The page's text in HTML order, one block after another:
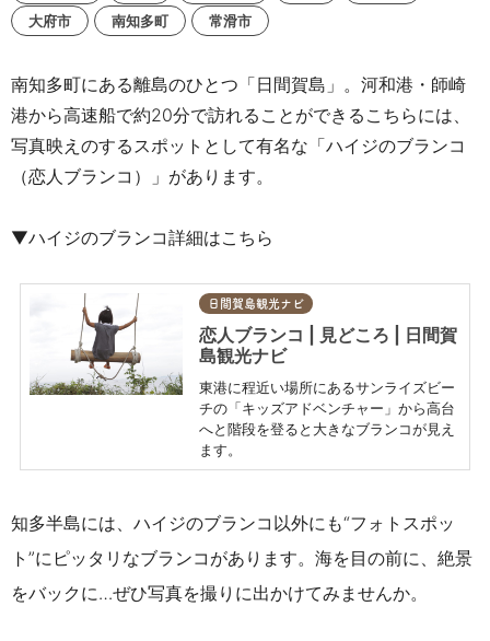
大府市
南知多町 常滑市
南知多町にある離島のひとつ「日間賀島」。 河和港・師崎
港から高速船で約20分で訪れることができるこちらには、
写真映えのするスポットとして有名な「ハイジのブランコ
（恋人ブランコ）」があります。
▼ハイジのブランコ詳細はこちら
日間賀島観光ナビ
恋人ブランコ | 見どころ | 日間賀
島観光ナビ
東港に程近い場所にあるサンライズビー
チの「キッズアドベンチャー」から高台
へと階段を登ると大きなブランコが見え
ます。
知多半島には、ハイジのブランコ以外にも“フォトスポッ
ト”にピッタリなブランコがあります。海を目の前に、絶景
をバックに…ぜひ写真を撮りに出かけてみませんか。